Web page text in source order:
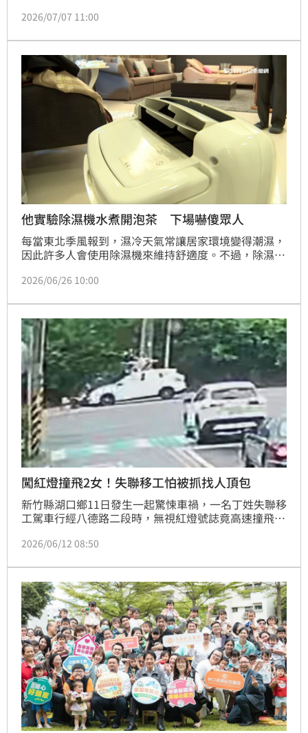
醫學突破，揪出導致關節炎常用藥「撒樂腸溶錠
成果已發表於今年6月的國際頂尖期刊《過敏與臨床免
疫學雜誌(JACI)》。（記者：簡浩正）
2026/07/07 11:00
他實驗除濕機水煮開泡茶 下場嚇傻眾人
每當東北季風報到，濕冷天氣常讓居家環境變得潮濕，
因此許多人會使用除濕機來維持舒適度。不過，除濕機
能暗藏健康風險。近日有網友分享親身經歷，透露自己
沒想到當晚便因嚴重腹瀉送醫急診，引發網友熱烈討
論。
2026/06/26 10:00
闖紅燈撞飛2女！失聯移工怕被抓找人頂包
新竹縣湖口鄉11日發生一起驚悚車禍，一名丁姓失聯移
工駕車行經八德路二段時，無視紅燈號誌竟高速撞飛起
擔心非法身分曝光，竟教唆潘姓友人到場「頂包」扛
拆穿謊言並將丁男逮捕歸案。全案依法移送偵辦，警方
提醒發生事故切勿肇逃或教唆頂替，否則將面臨嚴厲法
律制裁。
2026/06/12 08:50